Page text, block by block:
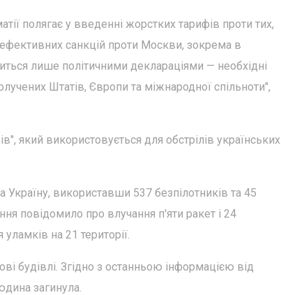
полягає у введенні жорстких тарифів проти тих,
санкцій проти Москви, зокрема в
лише політичними деклараціями — необхідні
Штатів, Європи та міжнародної спільноти",
який використовується для обстрілів українських
Україну, використавши 537 безпілотників та 45
повідомило про влучання п'яти ракет і 24
на 21 території.
будівлі. Згідно з останньою інформацією від
загинула.